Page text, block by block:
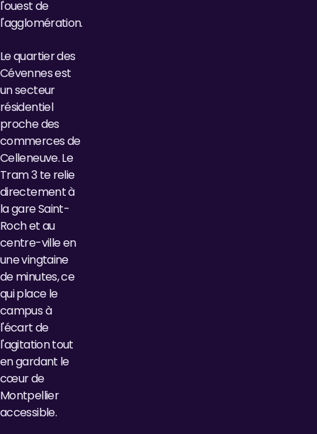
l'ouest de
l'agglomération.
Le quartier des
Cévennes est
un secteur
résidentiel
proche des
commerces de
Celleneuve. Le
Tram 3 te relie
directement à
la gare Saint-
Roch et au
centre-ville en
une vingtaine
de minutes, ce
qui place le
campus à
l'écart de
l'agitation tout
en gardant le
cœur de
Montpellier
accessible.